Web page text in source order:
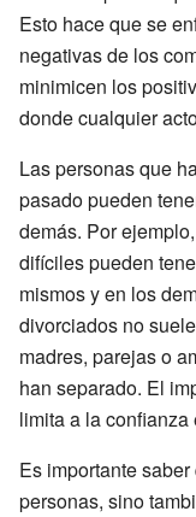
Esto hace que se
negativas de los
minimicen los
donde cualquier
Las personas que
pasado pueden
demás. Por
difíciles pueden
mismos y en los
divorciados no
madres, parejas o
han separado. El
limita a la confianza
Es importante
personas, sino